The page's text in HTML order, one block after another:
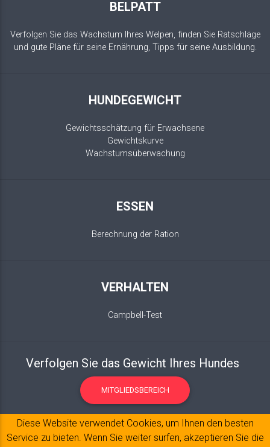
BELPATT
Verfolgen Sie das Wachstum Ihres Welpen, finden Sie Ratschläge
und gute Pläne für seine Ernährung, Tipps für seine Ausbildung.
HUNDEGEWICHT
Gewichtsschätzung für Erwachsene
Gewichtskurve
Wachstumsüberwachung
ESSEN
Berechnung der Ration
VERHALTEN
Campbell-Test
Verfolgen Sie das Gewicht Ihres Hundes
MITGLIEDSBEREICH
Diese Website verwendet Cookies, um Ihnen den besten
Service zu bieten. Wenn Sie weiter surfen, akzeptieren Sie die